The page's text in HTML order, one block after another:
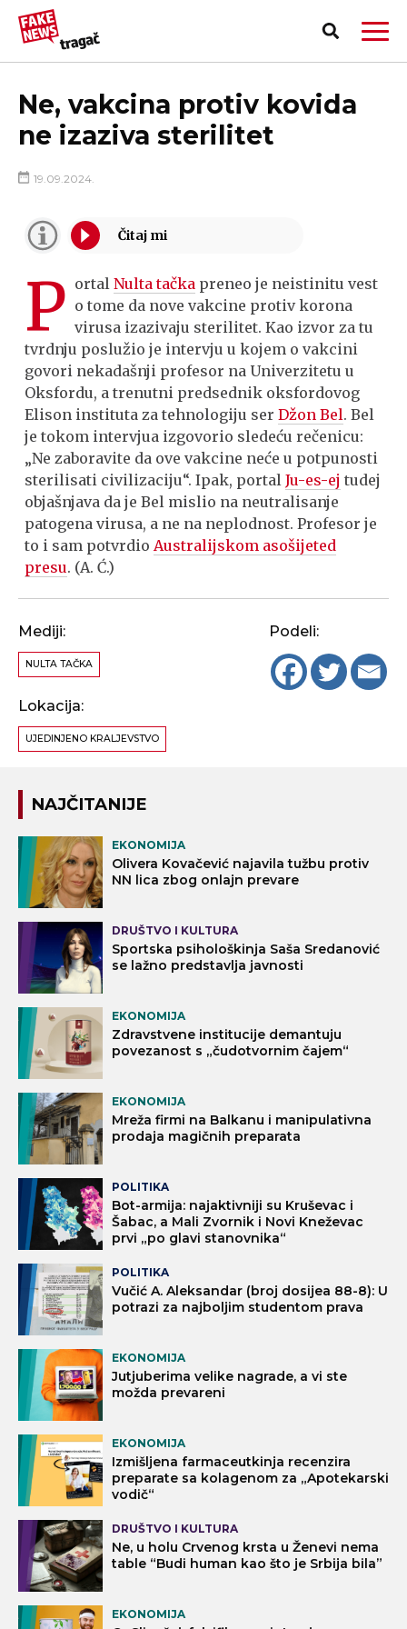
PRIJAVI LAŽNU VEST!
Ne, vakcina protiv kovida
ne izaziva sterilitet
19.09.2024.
P ortalNulta tačka preneo je neistinitu vest
o tome da nove vakcine protiv korona
virusa izazivaju sterilitet. Kao izvor za tu
tvrdnju poslužio je intervju u kojem o vakcini
govori nekadašnji profesor na Univerzitetu u
Oksfordu, a trenutni predsednik oksfordovog
Elison instituta za tehnologiju serDžon Bel. Bel
je tokom intervjua izgovorio sledeću rečenicu:
„Ne zaboravite da ove vakcine neće u potpunosti
sterilisati civilizaciju“. Ipak, portalJu-es-ej tudej
objašnjava da je Bel mislio na neutralisanje
patogena virusa, a ne na neplodnost. Profesor je
to i sam potvrdioAustralijskom asošijeted
presu. (A. Ć.)
Mediji:
NULTA TAČKA
Lokacija:
UJEDINJENO KRALJEVSTVO
Podeli:
NAJČITANIJE
EKONOMIJA
Olivera Kovačević najavila tužbu protiv
NN lica zbog onlajn prevare
DRUŠTVO I KULTURA
Sportska psihološkinja Saša Sredanović
se lažno predstavlja javnosti
EKONOMIJA
Zdravstvene institucije demantuju
povezanost s „čudotvornim čajem“
EKONOMIJA
Mreža firmi na Balkanu i manipulativna
prodaja magičnih preparata
POLITIKA
Bot-armija: najaktivniji su Kruševac i
Šabac, a Mali Zvornik i Novi Kneževac
prvi „po glavi stanovnika“
POLITIKA
Vučić A. Aleksandar (broj dosijea 88-8): U
potrazi za najboljim studentom prava
EKONOMIJA
Jutjuberima velike nagrade, a vi ste
možda prevareni
EKONOMIJA
Izmišljena farmaceutkinja recenzira
preparate sa kolagenom za „Apotekarski
vodič“
DRUŠTVO I KULTURA
Ne, u holu Crvenog krsta u Ženevi nema
table “Budi human kao što je Srbija bila”
EKONOMIJA